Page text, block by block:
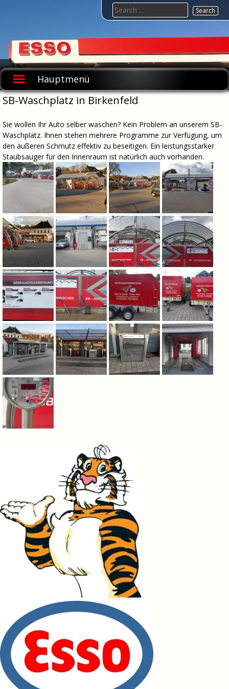
Esso-
Tankstelle-
Marx
Hauptmenü
Search
for:
SB-Waschplatz in Birkenfeld
Sie wollen Ihr Auto selber waschen? Kein Problem an unserem SB-
Waschplatz. Ihnen stehen mehrere Programme zur Verfügung, um
den äußeren Schmutz effektiv zu beseitigen. Ein leistungsstarker
Staubsauger für den Innenraum ist natürlich auch vorhanden.